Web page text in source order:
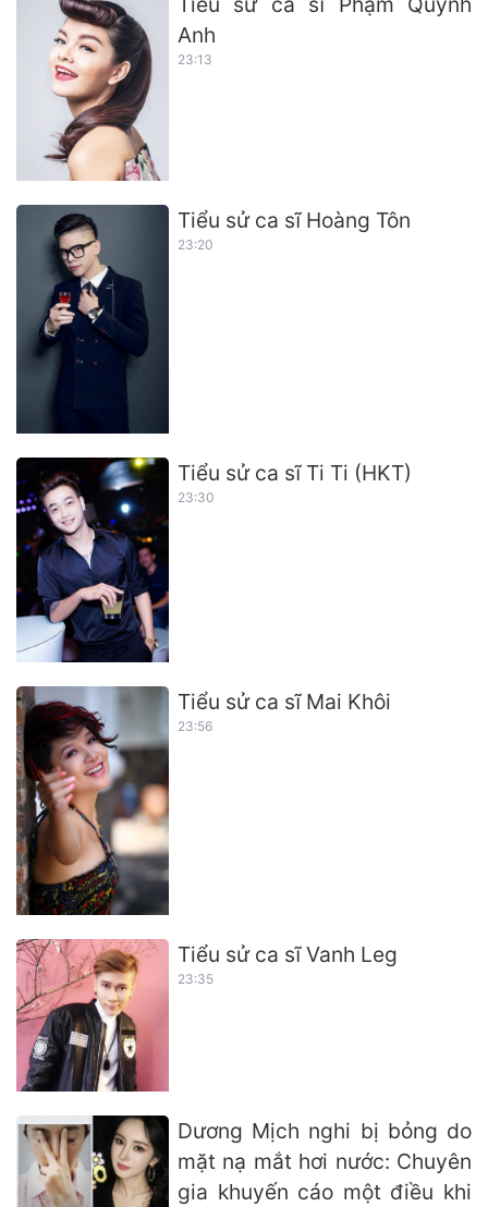
Anh
23:13
Tiểu sử ca sĩ Hoàng Tôn
23:20
Tiểu sử ca sĩ Ti Ti (HKT)
23:30
Tiểu sử ca sĩ Mai Khôi
23:56
Tiểu sử ca sĩ Vanh Leg
23:35
Dương Mịch nghi bị bỏng do
mặt nạ mắt hơi nước: Chuyên
gia khuyến cáo một điều khi